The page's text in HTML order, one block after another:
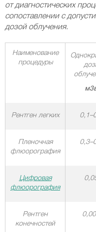
от диагностических
сопоставлении с
дозой облучения.
Наименование
процедуры
Рентген легких
Пленочная
флюорография
Цифровая
флюорография
Рентген
конечностей